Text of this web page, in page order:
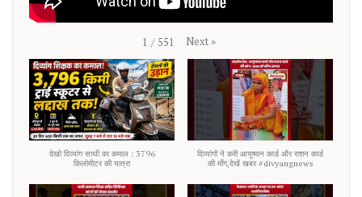
1 / 551 Next »
देखो दिव्यांग साथी का कमाल : 3796
किलोमीटर की यात्रा
दिव्यांगों ने करी आयुष्मान कार्ड और राशन कार्ड
की माँग,देखें खबर #divyangnews